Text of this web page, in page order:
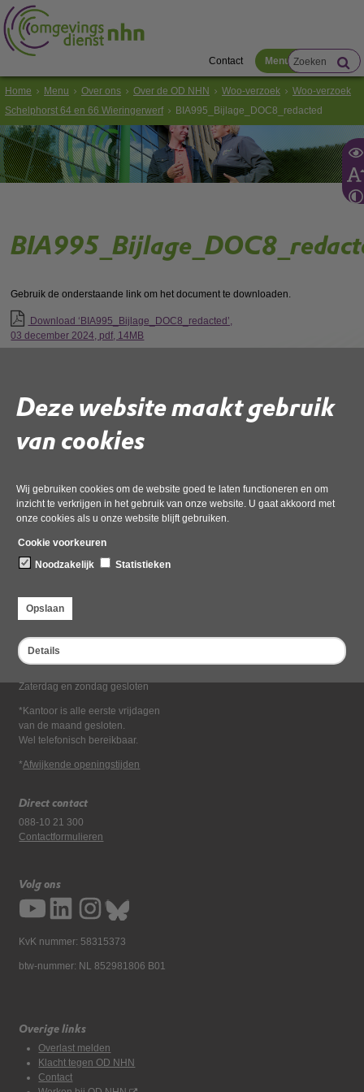
Deze website maakt gebruik
van cookies
Wij gebruiken cookies om de website goed te laten functioneren en om
inzicht te verkrijgen in het gebruik van onze website. U gaat akkoord met
onze cookies als u onze website blijft gebruiken.
Cookie voorkeuren
Noodzakelijk
Statistieken
Opslaan
Details
Contact Menu
Home Menu Over ons Over de OD NHN Woo-verzoek
Woo-verzoek
Schelphorst 64 en 66 Wieringerwerf
BIA995_Bijlage_DOC8_redacted
Gebruik de onderstaande link om het document te downloaden.
Download ‘BIA995_Bijlage_DOC8_redacted’,
03 december 2024, pdf, 14MB
Bezoekadres
Dampten 2, 1624 NR Hoorn
Postbus 2095, 1620 EB Hoorn
Openingstijden kantoor
Maandag tot en met vrijdag*
van 08:00 tot 16:30
Zaterdag en zondag gesloten
*Kantoor is alle eerste vrijdagen
van de maand gesloten.
Wel telefonisch bereikbaar.
*Afwijkende openingstijden
Direct contact
088-10 21 300
Contactformulieren
Volg ons
KvK nummer: 58315373
btw-nummer: NL 852981806 B01
Overige links
Overlast melden
Klacht tegen OD NHN
Contact